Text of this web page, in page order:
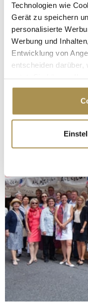
Technologien wie
Gerät zu speichern
personalisierte
Werbung und
Entwicklung von
entscheiden darüber,
Cookie-Erklärung
Trigger Symbol
erfassen, welche
bestimmten
Erfahren Sie mehr
verarbeitet werden,
Abschnitt
Wir verwenden
personalisieren,
zu können und die
analysieren.
Verwendung